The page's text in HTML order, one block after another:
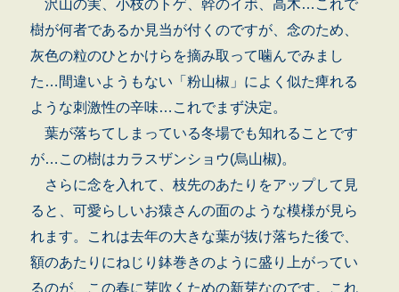
沢山の実、小枝のトゲ、幹のイボ、高木…これで
樹が何者であるか見当が付くのですが、念のため、
灰色の粒のひとかけらを摘み取って噛んでみまし
た…間違いようもない「粉山椒」によく似た痺れる
ような刺激性の辛味…これでまず決定。
葉が落ちてしまっている冬場でも知れることです
が…この樹はカラスザンショウ(烏山椒)。
さらに念を入れて、枝先のあたりをアップして見
ると、可愛らしいお猿さんの面のような模様が見ら
れます。これは去年の大きな葉が抜け落ちた後で、
額のあたりにねじり鉢巻きのように盛り上がってい
るのが、この春に芽吹くための新芽なのです。これ